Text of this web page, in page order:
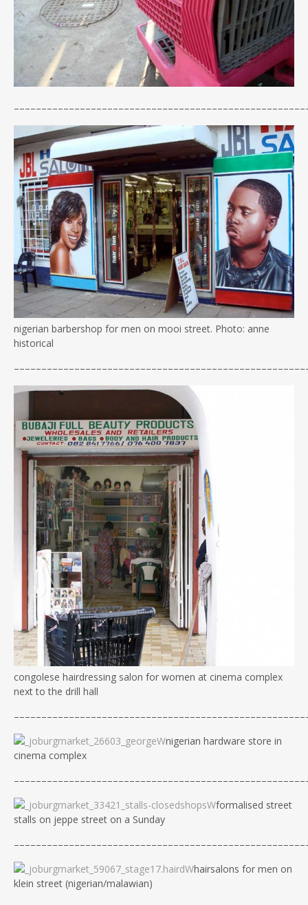
–––––––––––––––––––––––––––––––––––––––––––––––––
nigerian barbershop for men on mooi street. Photo: anne
historical
–––––––––––––––––––––––––––––––––––––––––––––––––
congolese hairdressing salon for women at cinema complex
next to the drill hall
–––––––––––––––––––––––––––––––––––––––––––––––––
nigerian hardware store in
cinema complex
–––––––––––––––––––––––––––––––––––––––––––––––––
formalised street
stalls on jeppe street on a Sunday
–––––––––––––––––––––––––––––––––––––––––––––––––
hairsalons for men on
klein street (nigerian/malawian)